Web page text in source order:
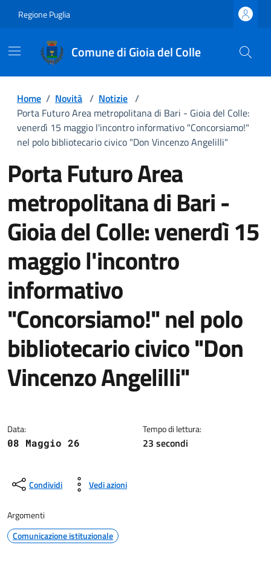
Regione Puglia
Comune di Gioia del Colle
Home / Novità / Notizie /
Porta Futuro Area metropolitana di Bari - Gioia del Colle:
venerdì 15 maggio l'incontro informativo "Concorsiamo!"
nel polo bibliotecario civico "Don Vincenzo Angelilli"
Porta Futuro Area
metropolitana di Bari -
Gioia del Colle: venerdì 15
maggio l'incontro
informativo
"Concorsiamo!" nel polo
bibliotecario civico "Don
Vincenzo Angelilli"
Data:
08 Maggio 26
Tempo di lettura:
23 secondi
Condividi Vedi azioni
Argomenti
Comunicazione istituzionale